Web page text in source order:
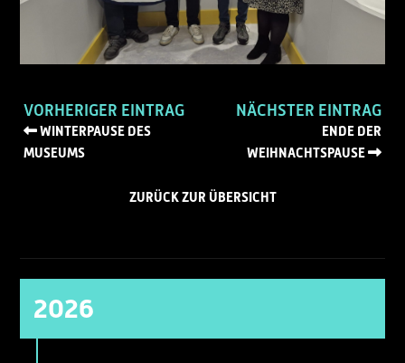
VORHERIGER EINTRAG
WINTERPAUSE DES
MUSEUMS
NÄCHSTER EINTRAG
ENDE DER
WEIHNACHTSPAUSE
ZURÜCK ZUR ÜBERSICHT
2026